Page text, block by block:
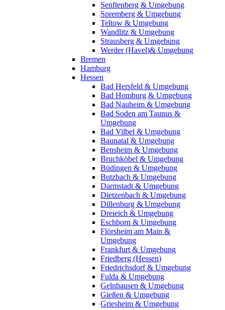
Senftenberg & Umgebung
Spremberg & Umgebung
Teltow & Umgebung
Wandlitz & Umgebung
Strausberg & Umgebung
Werder (Havel)& Umgebung
Bremen
Hamburg
Hessen
Bad Hersfeld & Umgebung
Bad Homburg & Umgebung
Bad Nauheim & Umgebung
Bad Soden am Taunus &
Umgebung
Bad Vilbel & Umgebung
Baunatal & Umgebung
Bensheim & Umgebung
Bruchköbel & Umgebung
Büdingen & Umgebung
Butzbach & Umgebung
Darmstadt & Umgebung
Dietzenbach & Umgebung
Dillenburg & Umgebung
Dreieich & Umgebung
Eschborn & Umgebung
Flörsheim am Main &
Umgebung
Frankfurt & Umgebung
Friedberg (Hessen)
Friedrichsdorf & Umgebung
Fulda & Umgebung
Gelnhausen & Umgebung
Gießen & Umgebung
Griesheim & Umgebung